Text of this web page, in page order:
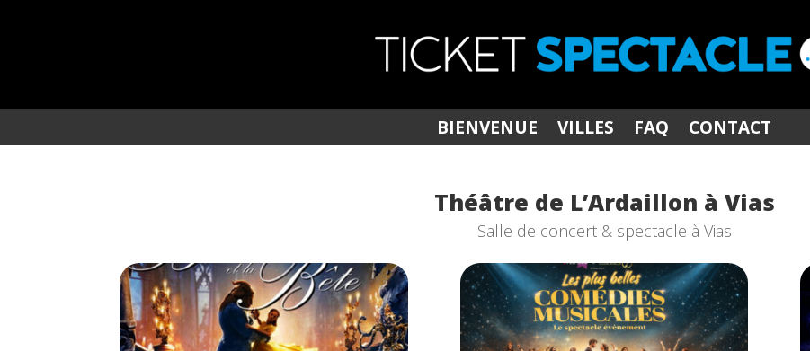
BIENVENUE VILLES FAQ CONTACT
Théâtre de L’Ardaillon à Vias
Salle de concert & spectacle à Vias